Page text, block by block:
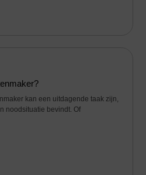
kan een uitdagende taak zijn,
noodsituatie bevindt. Of